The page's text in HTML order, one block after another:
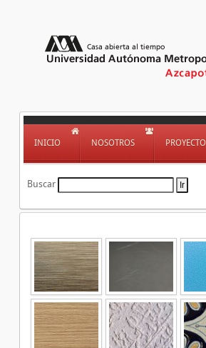
INICIO NOSOTROS PROYECTO
Buscar